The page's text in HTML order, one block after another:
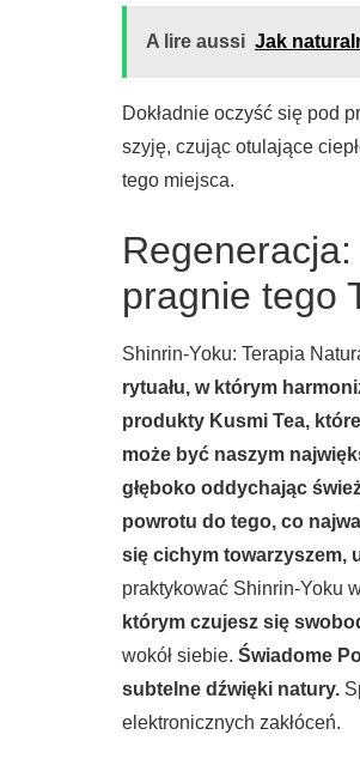
A lire aussi Jak
Dokładnie oczyść się pod
szyję, czując otulające
tego miejsca.
pragnie tego
Shinrin-Yoku: Terapia
rytuału, w którym
produkty Kusmi Tea,
może być naszym
głęboko oddychając
powrotu do tego, co
się cichym towarzyszem,
praktykować Shinrin-Yoku
którym czujesz się
wokół siebie. Świadome
subtelne dźwięki natury.
elektronicznych zakłóceń.